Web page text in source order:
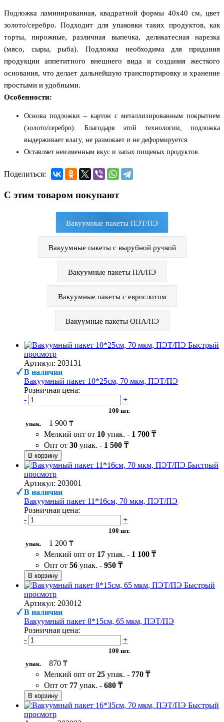
Подложка ламинированная, квадратной формы 40x40 см, цвет
золото/серебро. Подходит для упаковки таких продуктов, как
торты, пирожные, различная выпечка, деликатесная нарезка
(мясо, сыры, рыба). Подложка необходима для придания
продукции аппетитного внешнего вида и создания жесткого
основания, что делает дальнейшую транспортировку и хранение
простыми и удобными.
Особенности:
Основа подложки – картон с металлизированным покрытием
(золото/серебро). Благодаря этой технологии, подложка
выдерживает влагу, не размокает и не деформируется.
Оставляет неизменным вкус и запах пищевых продуктов.
Поделиться:
С этим товаром покупают
Вакуумные пакеты ПЭТ/ПЭ
Вакуумные пакеты с вырубной ручкой
Вакуумные пакеты ПА/ПЭ
Вакуумные пакеты с еврослотом
Вакуумные пакеты ОПА/ПЭ
Быстрый
просмотр
Артикул: 203131
В наличии
Вакуумный пакет 10*25см, 70 мкм, ПЭТ/ПЭ
Розничная цена:
-
+
100 шт.
упак.
1 900 ₸
Мелкий опт от 10 упак. - 1 700 ₸
Опт от 30 упак. - 1 500 ₸
В корзину
Быстрый
просмотр
Артикул: 203001
В наличии
Вакуумный пакет 11*16см, 70 мкм, ПЭТ/ПЭ
Розничная цена:
-
+
100 шт.
упак.
1 200 ₸
Мелкий опт от 17 упак. - 1 100 ₸
Опт от 56 упак. - 950 ₸
В корзину
Быстрый
просмотр
Артикул: 203012
В наличии
Вакуумный пакет 8*15см, 65 мкм, ПЭТ/ПЭ
Розничная цена:
-
+
100 шт.
упак.
870 ₸
Мелкий опт от 25 упак. - 770 ₸
Опт от 77 упак. - 680 ₸
В корзину
Быстрый
просмотр